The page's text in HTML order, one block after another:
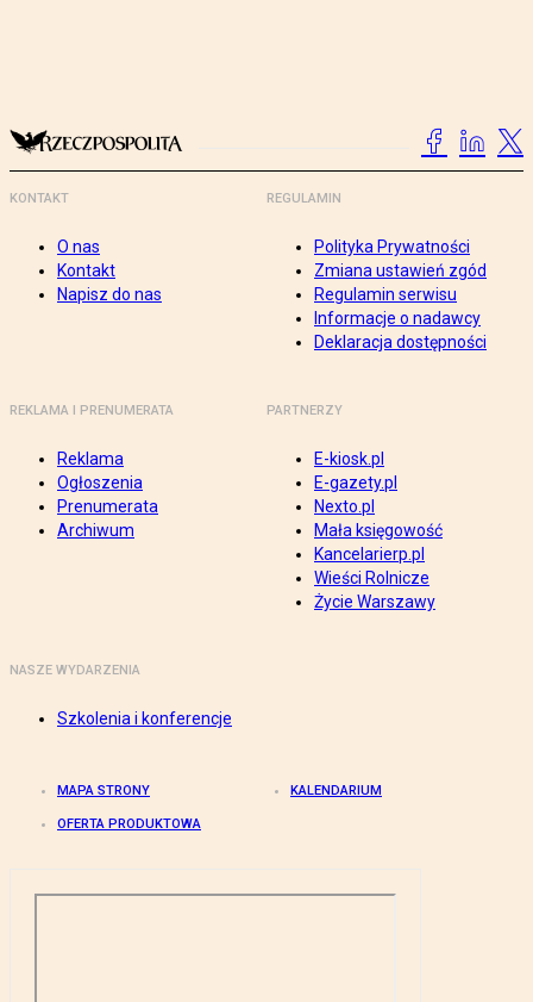
KONTAKT
O nas
Kontakt
Napisz do nas
REGULAMIN
Polityka Prywatności
Zmiana ustawień zgód
Regulamin serwisu
Informacje o nadawcy
Deklaracja dostępności
REKLAMA I PRENUMERATA
Reklama
Ogłoszenia
Prenumerata
Archiwum
PARTNERZY
E-kiosk.pl
E-gazety.pl
Nexto.pl
Mała księgowość
Kancelarierp.pl
Wieści Rolnicze
Życie Warszawy
NASZE WYDARZENIA
Szkolenia i konferencje
MAPA STRONY KALENDARIUM
OFERTA PRODUKTOWA